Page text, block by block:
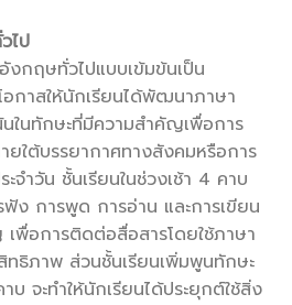
ไป
กฤษทั่วไปแบบเข้มข้นเป็น
กาสให้นักเรียนได้พัฒนาภาษา
ในทักษะที่มีความสำคัญเพื่อการ
ใต้บรรยากาศทางสังคมหรือการ
ะจำวัน ชั้นเรียนในช่วงเช้า 4 คาบ
ฟัง การพูด การอ่าน และการเขียน
พื่อการติดต่อสื่อสารโดยใช้ภาษา
ทธิภาพ ส่วนชั้นเรียนเพิ่มพูนทักษะ
บ จะทำให้นักเรียนได้ประยุกต์ใช้สิ่ง